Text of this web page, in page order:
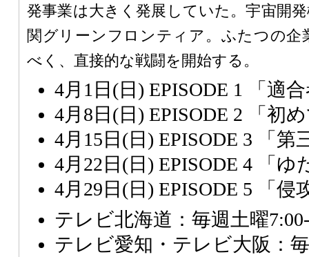
発事業は大きく発展していた。宇宙開
関グリーンフロンティア。ふたつの企
べく、直接的な戦闘を開始する。
4月1日(日) EPISODE 1 「適
4月8日(日) EPISODE 2 「初
4月15日(日) EPISODE 3 「第
4月22日(日) EPISODE 4 「ゆ
4月29日(日) EPISODE 5 「侵
テレビ北海道：毎週土曜
テレビ愛知・テレビ大阪：